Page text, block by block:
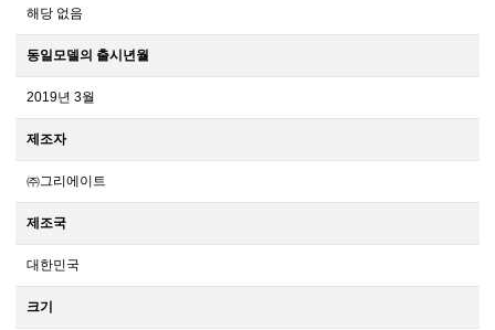
해당 없음
동일모델의 출시년월
2019년 3월
제조자
㈜그리에이트
제조국
대한민국
크기